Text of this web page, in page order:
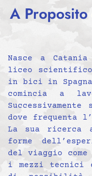
A
Nasce a
liceo
in bici in
comincia a
dove frequenta
La sua
forme
del viaggio
i mezzi tecnici